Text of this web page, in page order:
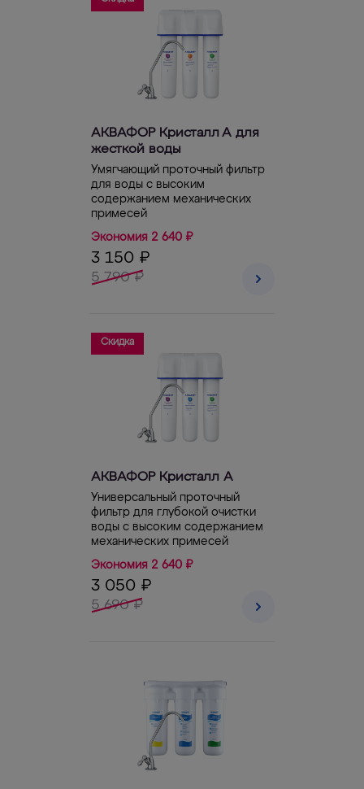
АКВАФОР Кристалл А для
жесткой воды
Умягчающий проточный фильтр
для воды с высоким
содержанием механических
примесей
Экономия 2 640 ₽
3 150 ₽
5 790 ₽
Скидка
АКВАФОР Кристалл А
Универсальный проточный
фильтр для глубокой очистки
воды с высоким содержанием
механических примесей
Экономия 2 640 ₽
3 050 ₽
5 690 ₽